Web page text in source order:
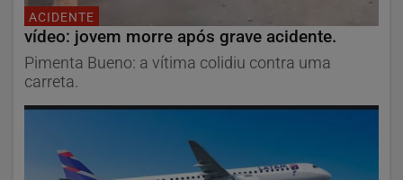
ACIDENTE
vídeo: jovem morre após grave acidente.
Pimenta Bueno: a vítima colidiu contra uma
carreta.